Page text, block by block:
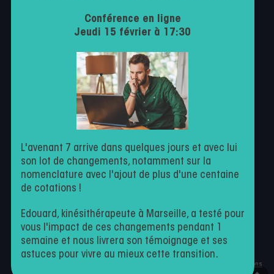
Conditions générales d’utilisation
Milo
Facturation
Agenda en ligne
Suivi patient
Conditions
Conférence en ligne
Jeudi 15 février à 17:30
L'avenant 7 arrive dans quelques jours et avec lui
son lot de changements, notamment sur la
nomenclature avec l'ajout de plus d'une centaine
de cotations !
Edouard, kinésithérapeute à Marseille, a testé pour
vous l'impact de ces changements pendant 1
semaine et nous livrera son témoignage et ses
astuces pour vivre au mieux cette transition.